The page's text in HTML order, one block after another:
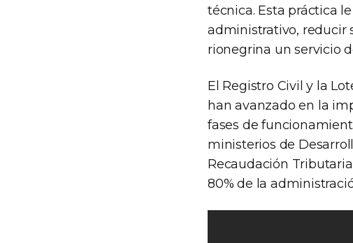
técnica. Esta práctica
administrativo, reducir
rionegrina un servicio
El Registro Civil y la
han avanzado en la
fases de
ministerios de
Recaudación
80% de la